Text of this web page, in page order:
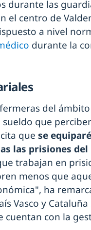
durante las
el centro de
a nivel
durante la
del
que
que se
las prisiones del
trabajan en
menos que
ha
Vasco y
cuentan con la